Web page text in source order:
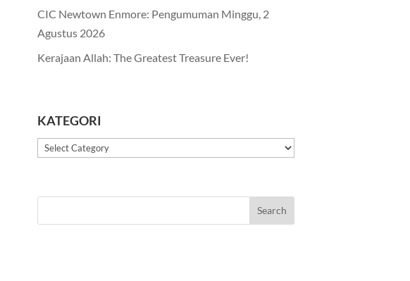
CIC Newtown Enmore: Pengumuman Minggu, 2
Agustus 2026
Kerajaan Allah: The Greatest Treasure Ever!
KATEGORI
Kategori